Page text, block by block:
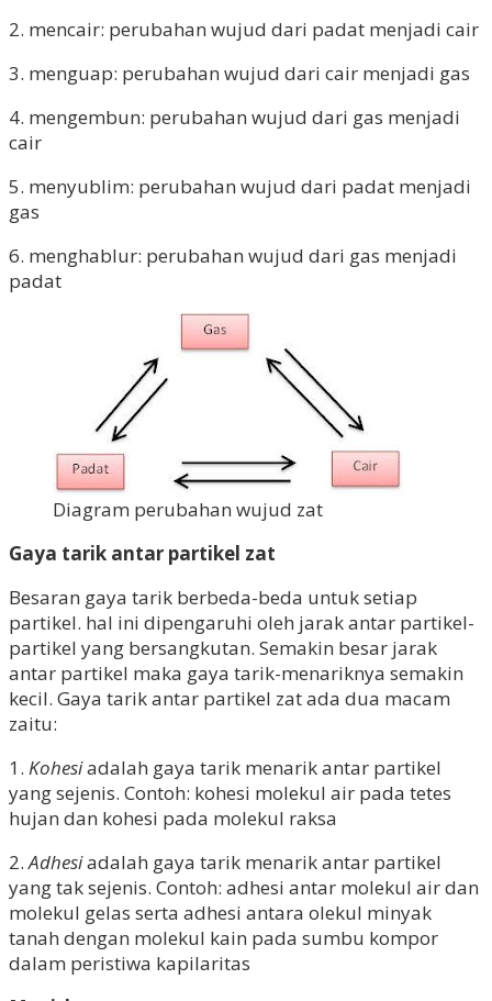
2. mencair: perubahan wujud dari padat menjadi cair
3. menguap: perubahan wujud dari cair menjadi gas
4. mengembun: perubahan wujud dari gas menjadi
cair
5. menyublim: perubahan wujud dari padat menjadi
gas
6. menghablur: perubahan wujud dari gas menjadi
padat
Diagram perubahan wujud zat
Gaya tarik antar partikel zat
Besaran gaya tarik berbeda-beda untuk setiap
partikel. hal ini dipengaruhi oleh jarak antar partikel-
partikel yang bersangkutan. Semakin besar jarak
antar partikel maka gaya tarik-menariknya semakin
kecil. Gaya tarik antar partikel zat ada dua macam
zaitu:
1. Kohesiadalah gaya tarik menarik antar partikel
yang sejenis. Contoh: kohesi molekul air pada tetes
hujan dan kohesi pada molekul raksa
2.Adhesiadalah gaya tarik menarik antar partikel
yang tak sejenis. Contoh: adhesi antar molekul air dan
molekul gelas serta adhesi antara olekul minyak
tanah dengan molekul kain pada sumbu kompor
dalam peristiwa kapilaritas